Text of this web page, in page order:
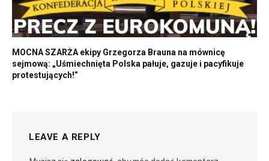
MOCNA SZARŻA ekipy Grzegorza Brauna na mównicę
sejmową: „Uśmiechnięta Polska pałuje, gazuje i pacyfikuje
protestujących!”
LEAVE A REPLY